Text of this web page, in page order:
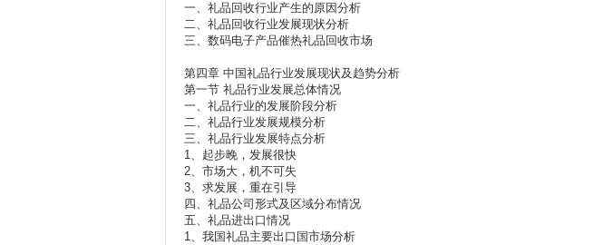
一、礼品回收行业产生的原因分析
二、礼品回收行业发展现状分析
三、数码电子产品催热礼品回收市场
第四章 中国礼品行业发展现状及趋势分析
第一节 礼品行业发展总体情况
一、礼品行业的发展阶段分析
二、礼品行业发展规模分析
三、礼品行业发展特点分析
1、起步晚，发展很快
2、市场大，机不可失
3、求发展，重在引导
四、礼品公司形式及区域分布情况
五、礼品进出口情况
1、我国礼品主要出口国市场分析